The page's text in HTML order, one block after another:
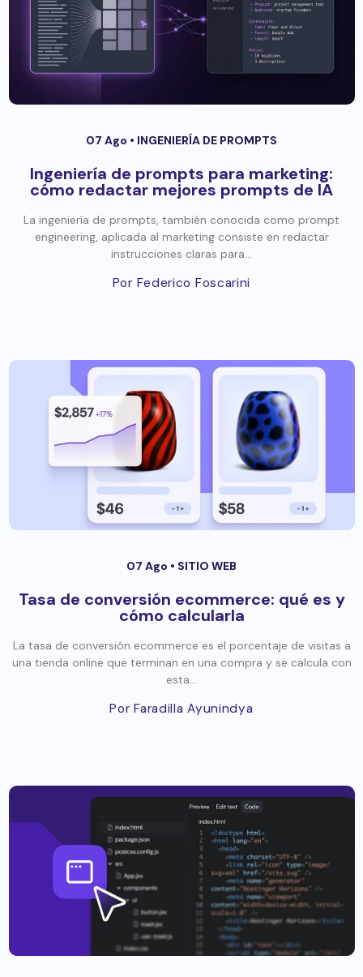
07 Ago • INGENIERÍA DE PROMPTS
Ingeniería de prompts para marketing:
cómo redactar mejores prompts de IA
La ingeniería de prompts, también conocida como prompt
engineering, aplicada al marketing consiste en redactar
instrucciones claras para...
Por Federico Foscarini
07 Ago • SITIO WEB
Tasa de conversión ecommerce: qué es y
cómo calcularla
La tasa de conversión ecommerce es el porcentaje de visitas a
una tienda online que terminan en una compra y se calcula con
esta...
Por Faradilla Ayunindya